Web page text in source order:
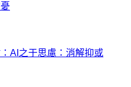
AI之于思慮：消解抑或